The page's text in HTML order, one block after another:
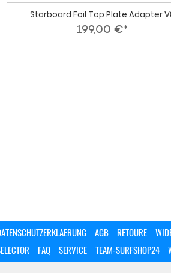
Starboard Foil Top Plate Adapter
199,00 €*
AGB RETOURE
FAQ SERVICE TEAM-SURFSHOP24